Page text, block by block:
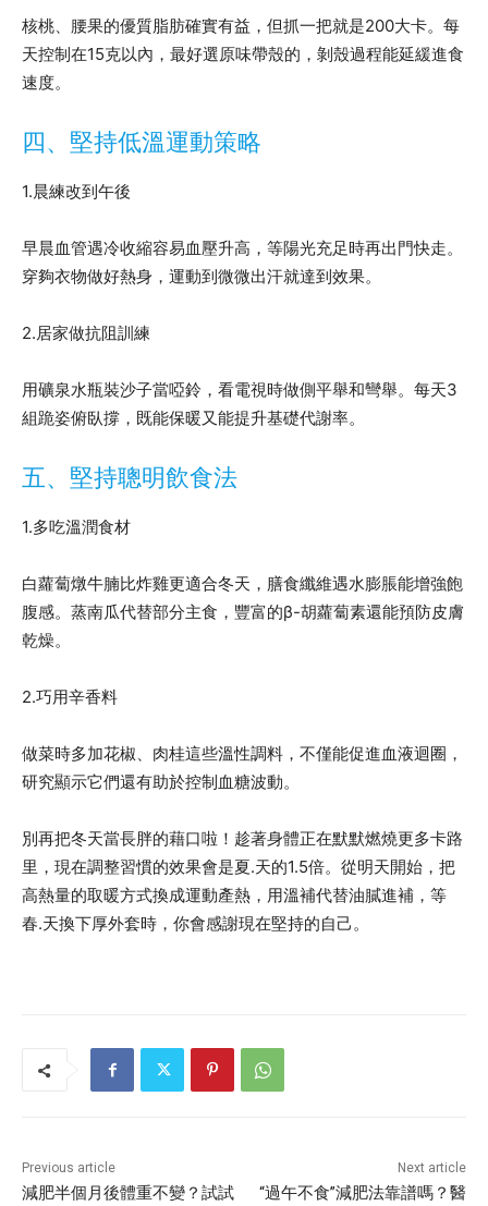
核桃、腰果的優質脂肪確實有益，但抓一把就是200大卡。每
天控制在15克以內，最好選原味帶殼的，剝殼過程能延緩進食
速度。
四、堅持低溫運動策略
1.晨練改到午後
早晨血管遇冷收縮容易血壓升高，等陽光充足時再出門快走。
穿夠衣物做好熱身，運動到微微出汗就達到效果。
2.居家做抗阻訓練
用礦泉水瓶裝沙子當啞鈴，看電視時做側平舉和彎舉。每天3
組跪姿俯臥撐，既能保暖又能提升基礎代謝率。
五、堅持聰明飲食法
1.多吃溫潤食材
白蘿蔔燉牛腩比炸雞更適合冬天，膳食纖維遇水膨脹能增強飽
腹感。蒸南瓜代替部分主食，豐富的β-胡蘿蔔素還能預防皮膚
乾燥。
2.巧用辛香料
做菜時多加花椒、肉桂這些溫性調料，不僅能促進血液迴圈，
研究顯示它們還有助於控制血糖波動。
別再把冬天當長胖的藉口啦！趁著身體正在默默燃燒更多卡路
里，現在調整習慣的效果會是夏.天的1.5倍。從明天開始，把
高熱量的取暖方式換成運動產熱，用溫補代替油膩進補，等
春.天換下厚外套時，你會感謝現在堅持的自己。
Previous article
減肥半個月後體重不變？試試
Next article
“過午不食”減肥法靠譜嗎？醫